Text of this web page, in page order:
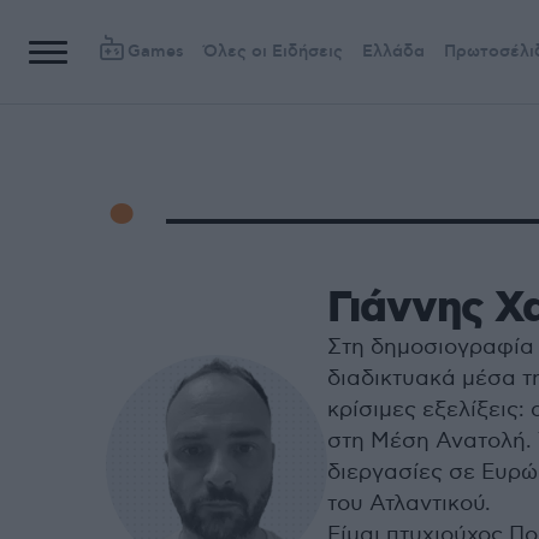
Games Όλες οι Ειδήσεις Ελλάδα
Γιάννης
Στη
διαδικτυακά μέσα
κρίσιμες
στη Μέση Ανατολή.
διεργασίες σε
του Ατλαντικού.